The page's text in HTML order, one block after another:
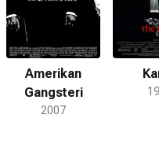
Amerikan
Gangsteri
2007